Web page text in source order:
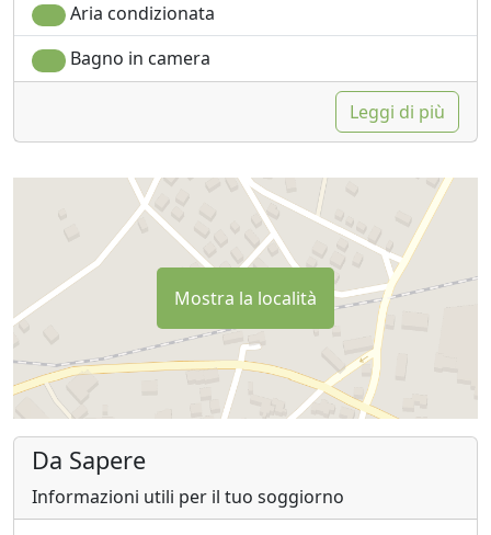
Aria condizionata
Bagno in camera
Leggi di più
Mostra la località
Da Sapere
Informazioni utili per il tuo soggiorno